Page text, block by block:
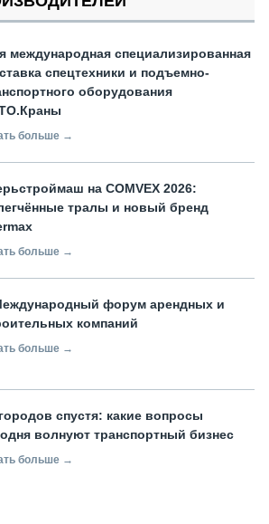
международная специализированная
спецтехники и подъемно-
оборудования
больше →
на COMVEX 2026:
тралы и новый бренд
больше →
форум арендных и
компаний
больше →
спустя: какие вопросы
волнуют транспортный бизнес
больше →